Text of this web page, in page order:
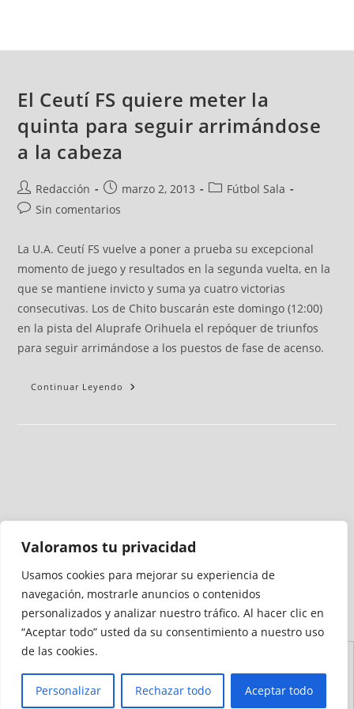
Valoramos tu privacidad
Usamos cookies para mejorar su experiencia de
navegación, mostrarle anuncios o contenidos
personalizados y analizar nuestro tráfico. Al hacer clic en
“Aceptar todo” usted da su consentimiento a nuestro uso
de las cookies.
Personalizar Rechazar todo Aceptar todo
El Ceutí FS quiere meter la
quinta para seguir arrimándose
a la cabeza
Redacción marzo 2, 2013
Fútbol Sala
Sin comentarios
La U.A. Ceutí FS vuelve a poner a prueba su excepcional
momento de juego y resultados en la segunda vuelta, en la
que se mantiene invicto y suma ya cuatro victorias
consecutivas. Los de Chito buscarán este domingo (12:00)
en la pista del Aluprafe Orihuela el repóquer de triunfos
para seguir arrimándose a los puestos de fase de acenso.
Continuar Leyendo
Medio auditado por
Accesibilidad
Sitio
Cookies
Privacidad